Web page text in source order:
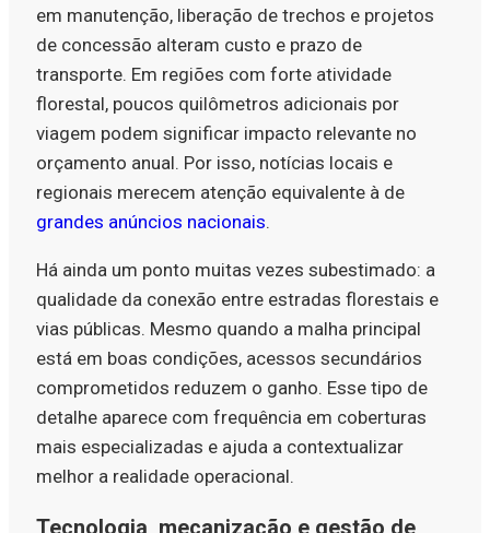
em manutenção, liberação de trechos e projetos
de concessão alteram custo e prazo de
transporte. Em regiões com forte atividade
florestal, poucos quilômetros adicionais por
viagem podem significar impacto relevante no
orçamento anual. Por isso, notícias locais e
regionais merecem atenção equivalente à de
grandes anúncios nacionais.
Há ainda um ponto muitas vezes subestimado: a
qualidade da conexão entre estradas florestais e
vias públicas. Mesmo quando a malha principal
está em boas condições, acessos secundários
comprometidos reduzem o ganho. Esse tipo de
detalhe aparece com frequência em coberturas
mais especializadas e ajuda a contextualizar
melhor a realidade operacional.
Tecnologia, mecanização e gestão de